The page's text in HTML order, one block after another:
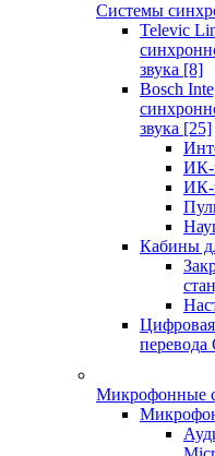
Системы
Televic
звука [8]
Bosch
звука [25]
ИК-
ИК-
Кабины
перевода
Микрофонные